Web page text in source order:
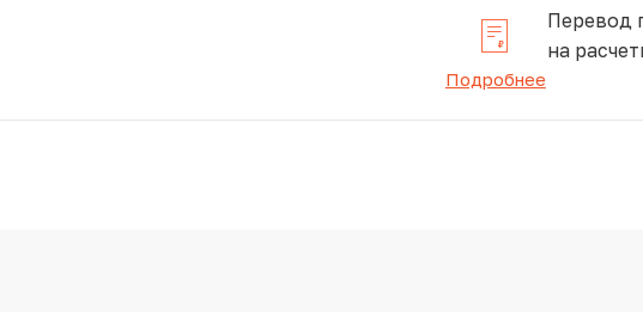
Перевод
на
Подробнее